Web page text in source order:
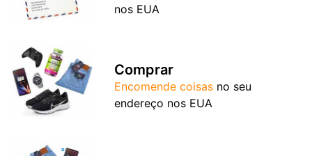
nos EUA
Comprar
Encomende coisas no seu
endereço nos EUA